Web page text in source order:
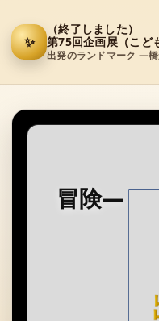
✨
（終了しました）
第75回企画展（こど
出発のランドマーク ―
出発
冒険―